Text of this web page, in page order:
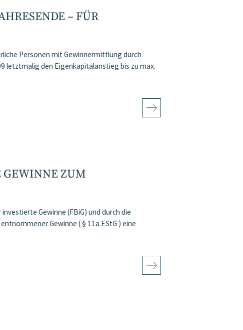
– FÜR U
Personen mit Gewinnermittlung durch
letztmalig den Eigenkapitalanstieg bis zu max.
GEWINNE ZUM
Gewinne (FBiG) und durch die
Gewinne ( § 11a EStG ) eine